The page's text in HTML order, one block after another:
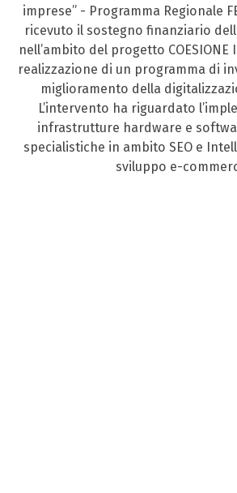
imprese” - Programma Regionale
ricevuto il sostegno finanziario
nell’ambito del progetto COESIONE
realizzazione di un programma di
miglioramento della
L’intervento ha riguardato
infrastrutture hardware e
specialistiche in ambito SEO e
sviluppo e-